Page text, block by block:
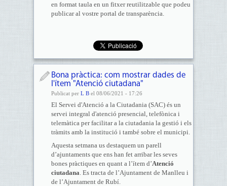
en format taula en un fitxer reutilitzable que podeu
publicar al vostre portal de transparència.
Bona pràctica: com mostrar dades de
l'ítem "Atenció ciutadana"
Publicat per L Bel 08/06/2021 - 17:26
El Servei d'Atenció a la Ciutadania (SAC) és un
servei integral d'atenció presencial, telefònica i
telemàtica per facilitar a la ciutadania la gestió i els
tràmits amb la institució i també sobre el municipi.
Aquesta setmana us destaquem un parell
d’ajuntaments que ens han fet arribar les seves
bones pràctiques en quant a l’ítem d’Atenció
ciutadana. Es tracta de l’Ajuntament de Manlleu i
de l’Ajuntament de Rubí.